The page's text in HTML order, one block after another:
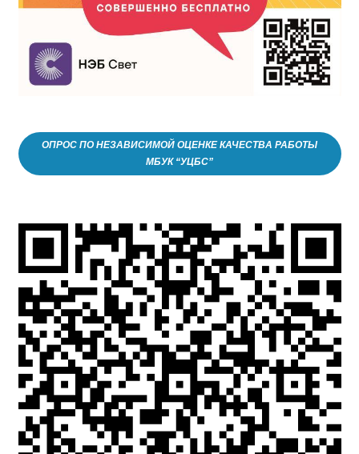
ОПРОС ПО НЕЗАВИСИМОЙ ОЦЕНКЕ КАЧЕСТВА РАБОТЫ
МБУК “УЦБС”